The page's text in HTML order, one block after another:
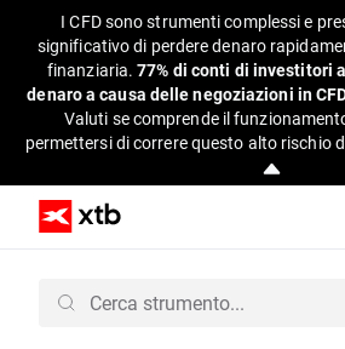
I CFD sono strumenti complessi e
significativo di perdere denaro
finanziaria.77% di conti di investitori
denaro a causa delle negoziazioni in
Valuti se comprende il
permettersi di correre questo alto rischio